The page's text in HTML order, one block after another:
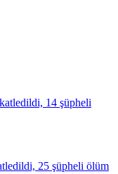
14 şüpheli
25 şüpheli ölüm